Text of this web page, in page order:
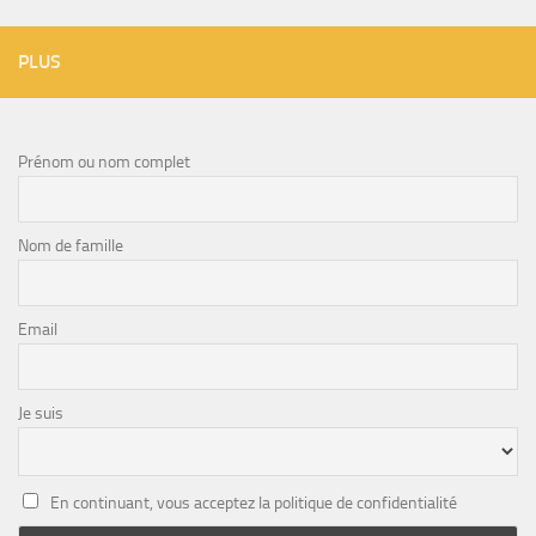
PLUS
Prénom ou nom complet
Nom de famille
Email
Je suis
En continuant, vous acceptez la politique de confidentialité